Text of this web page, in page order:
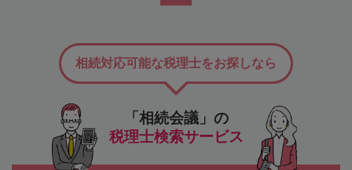
「相続会議」の
税理士検索サービス
相続対応可能な税理士をお探しなら